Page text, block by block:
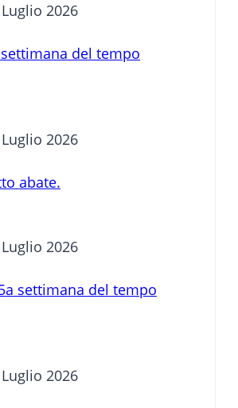
2026
del tempo
2026
abate.
2026
settimana del tempo
2026